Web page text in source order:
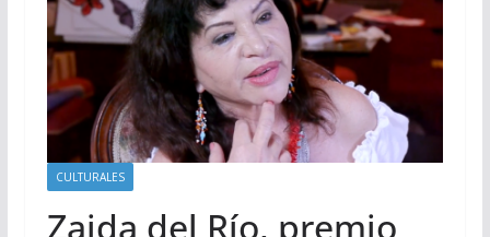
CULTURALES
Zaida del Río, premio